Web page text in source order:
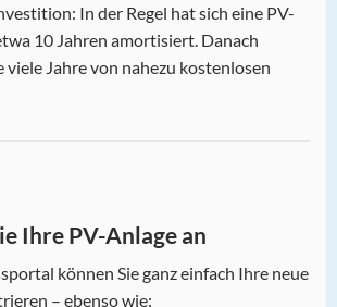
In der Regel hat sich eine PV-
10 Jahren amortisiert. Danach
viele Jahre von nahezu kostenlosen
Ihre PV-Anlage an
können Sie ganz einfach Ihre neue
– ebenso wie: